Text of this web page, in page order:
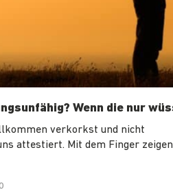
Wenn die nur
verkorkst und nicht
attestiert. Mit dem Finger